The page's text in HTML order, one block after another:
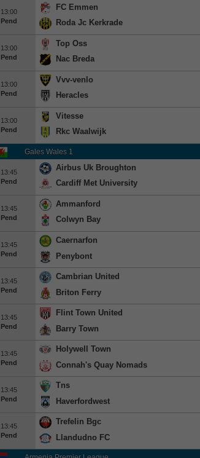
13:00
Pend
FC Emmen
Roda Jc Kerkrade
13:00
Pend
Top Oss
Nac Breda
13:00
Pend
Vvv-venlo
Heracles
13:00
Pend
Vitesse
Rkc Waalwijk
Gales Wales 1
13:45
Pend
Airbus Uk Broughton
Cardiff Met University
13:45
Pend
Ammanford
Colwyn Bay
13:45
Pend
Caernarfon
Penybont
13:45
Pend
Cambrian United
Briton Ferry
13:45
Pend
Flint Town United
Barry Town
13:45
Pend
Holywell Town
Connah's Quay Nomads
13:45
Pend
Tns
Haverfordwest
13:45
Pend
Trefelin Bgc
Llandudno FC